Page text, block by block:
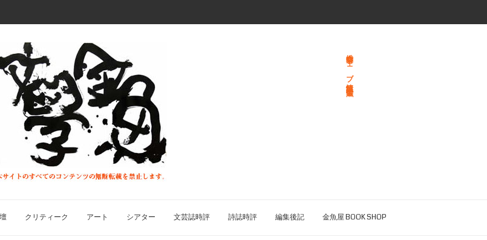
総合文学ウェブ情報誌 文学金魚
クリティーク アート シアター 文芸誌時評 詩誌時評 編集後記 金魚屋 BOOK SHOP